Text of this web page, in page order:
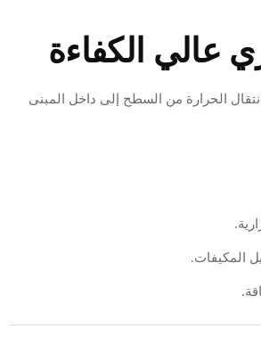
عالي الكفاءة
الحرارة من السطح إلى داخل المبنى
المكيفات.